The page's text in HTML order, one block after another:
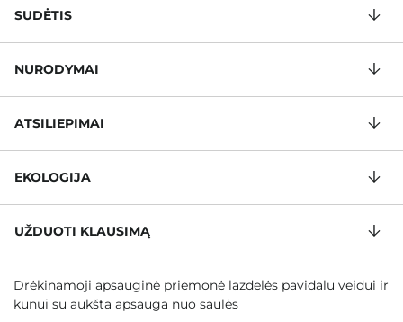
SUDĖTIS
NURODYMAI
ATSILIEPIMAI
EKOLOGIJA
UŽDUOTI KLAUSIMĄ
Drėkinamoji apsauginė priemonė lazdelės pavidalu veidui ir
kūnui su aukšta apsauga nuo saulės